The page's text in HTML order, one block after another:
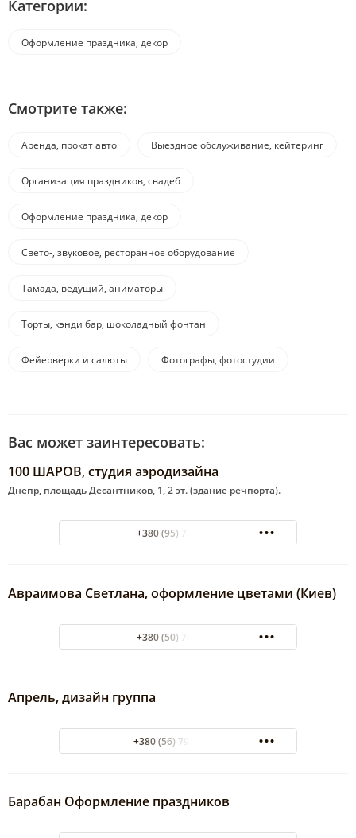
Категории:
Оформление праздника, декор
Смотрите также:
Аренда, прокат авто Выездное обслуживание, кейтеринг
Организация праздников, свадеб
Оформление праздника, декор
Свето-, звуковое, ресторанное оборудование
Тамада, ведущий, аниматоры
Торты, кэнди бар, шоколадный фонтан
Фейерверки и салюты Фотографы, фотостудии
Вас может заинтересовать:
100 ШАРОВ, студия аэродизайна
Днепр, площадь Десантников, 1, 2 эт. (здание речпорта).
+380 (95) 7782978
Авраимова Светлана, оформление цветами (Киев)
+380 (50) 7087126
Апрель, дизайн группа
+380 (56) 797-00-89
Барабан Оформление праздников